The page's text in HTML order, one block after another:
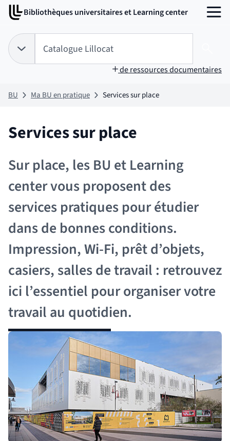
Aller
Aller
page
Bibliothèques universitaires et Learning center MENU
Choix du périmètre de recherche :
CATALOGUE LILLOCAT
sélectionnéTapez votre recherche pour rechercher dans :
Catalogue Lillocat
de ressources documentaires
BU Ma BU en pratique Services sur place
Services sur place
Sur place, les BU et Learning
center vous proposent des
services pratiques pour étudier
dans de bonnes conditions.
Impression, Wi-Fi, prêt d’objets,
casiers, salles de travail : retrouvez
ici l’essentiel pour organiser votre
travail au quotidien.